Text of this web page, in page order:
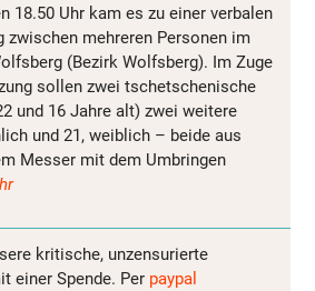
18.50 Uhr kam es zu einer verbalen
zwischen mehreren Personen im
(Bezirk Wolfsberg). Im Zuge
sollen zwei tschetschenische
und 16 Jahre alt) zwei weitere
und 21, weiblich – beide aus
Messer mit dem Umbringen
kritische, unzensurierte
einer Spende. Per paypal